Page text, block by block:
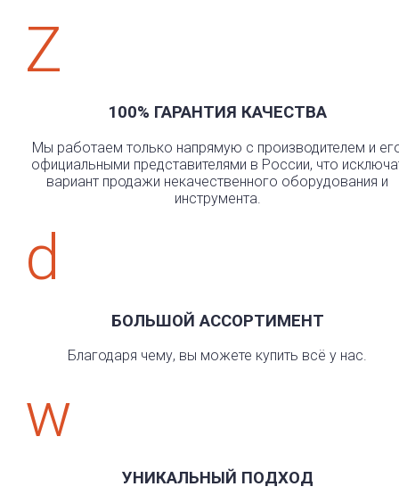
Z
100% ГАРАНТИЯ КАЧЕСТВА
Мы работаем только напрямую с производителем и
официальными представителями в России, что
вариант продажи некачественного оборудования и
инструмента.
d
БОЛЬШОЙ АССОРТИМЕНТ
Благодаря чему, вы можете купить всё у нас.
w
УНИКАЛЬНЫЙ ПОДХОД